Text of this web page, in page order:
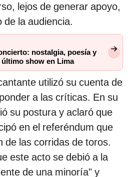
lejos de generar apoyo,
la audiencia.
nostalgia, poesía y
show en Lima
utilizó su cuenta de
a las críticas. En su
su postura y aclaró que
en el referéndum que
de las corridas de toros.
este acto se debió a la
de una minoría" y